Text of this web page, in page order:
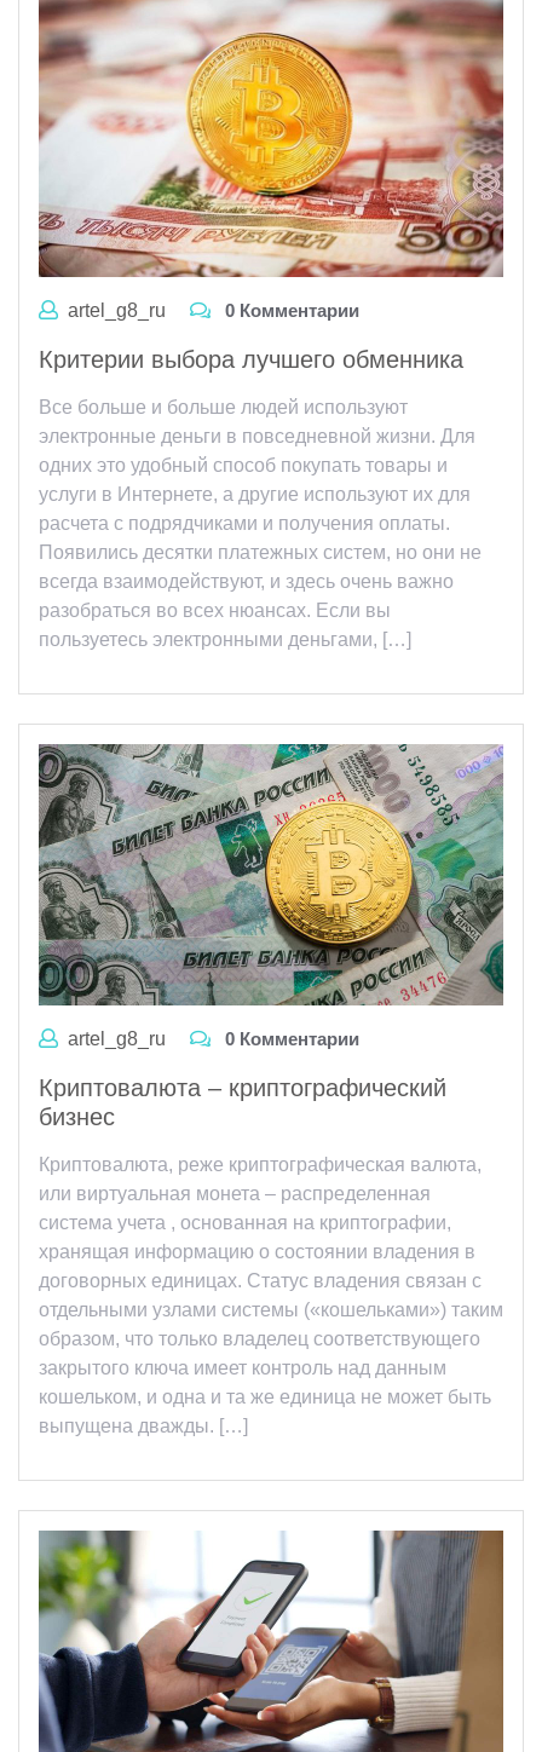
artel_g8_ru 0 Комментарии
Критерии выбора лучшего обменника
Все больше и больше людей используют
электронные деньги в повседневной жизни. Для
одних это удобный способ покупать товары и
услуги в Интернете, а другие используют их для
расчета с подрядчиками и получения оплаты.
Появились десятки платежных систем, но они не
всегда взаимодействуют, и здесь очень важно
разобраться во всех нюансах. Если вы
пользуетесь электронными деньгами, […]
artel_g8_ru 0 Комментарии
Криптовалюта – криптографический
бизнес
Криптовалюта, реже криптографическая валюта,
или виртуальная монета – распределенная
система учета , основанная на криптографии,
хранящая информацию о состоянии владения в
договорных единицах. Статус владения связан с
отдельными узлами системы («кошельками») таким
образом, что только владелец соответствующего
закрытого ключа имеет контроль над данным
кошельком, и одна и та же единица не может быть
выпущена дважды. […]